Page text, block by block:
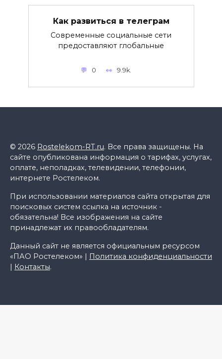
Как развиться в телеграм
Современные социальные сети
предоставляют глобальные
0 9.9k.
© 2026 Rostelekom-RT.ru. Все права защищены. На
сайте опубликована информация о тарифах, услугах,
оплате, неполадках, телевидении, телефонии,
интернете Ростелеком.
При использовании материалов сайта открытая для
поисковых систем ссылка на источник -
обязательна! Все изображения на сайте
принадлежат их правообладателям.
Данный сайт не является официальным ресурсом
«ПАО Ростелеком» | Политика конфиденциальности
| Контакты.